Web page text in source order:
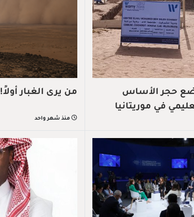
تضع حجر الأساس
في موريتانيا
من يرى الغبار أولاً!
منذ شهر واحد